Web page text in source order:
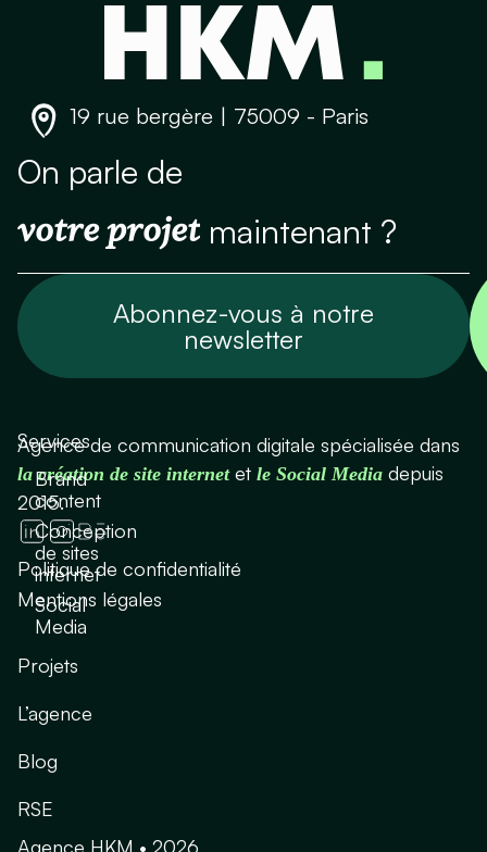
19 rue bergère | 75009 - Paris
On parle de
votre projet maintenant ?
Abonnez-vous à notre
newsletter
Agence de communication digitale spécialisée dans
la création de site internetet le Social Media depuis
2015.
Politique de confidentialité
Mentions légales
Services
Brand
content
Conception
de sites
internet
Social
Media
Projets
L’agence
Blog
RSE
Agence HKM • 2026